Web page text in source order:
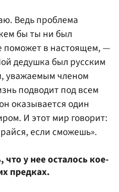
Ведь проблема
бы ты ни был
поможет в настоящем, —
дедушка был русским
уважаемым членом
подводит под всем
оказывается один
И этот мир говорит:
если сможешь».
что у нее осталось кое-
предках.